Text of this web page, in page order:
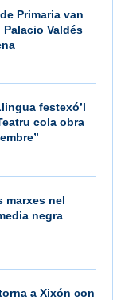
Primaria van
Palacio Valdés
festexó’l
cola obra
marxes nel
negra
a Xixón con